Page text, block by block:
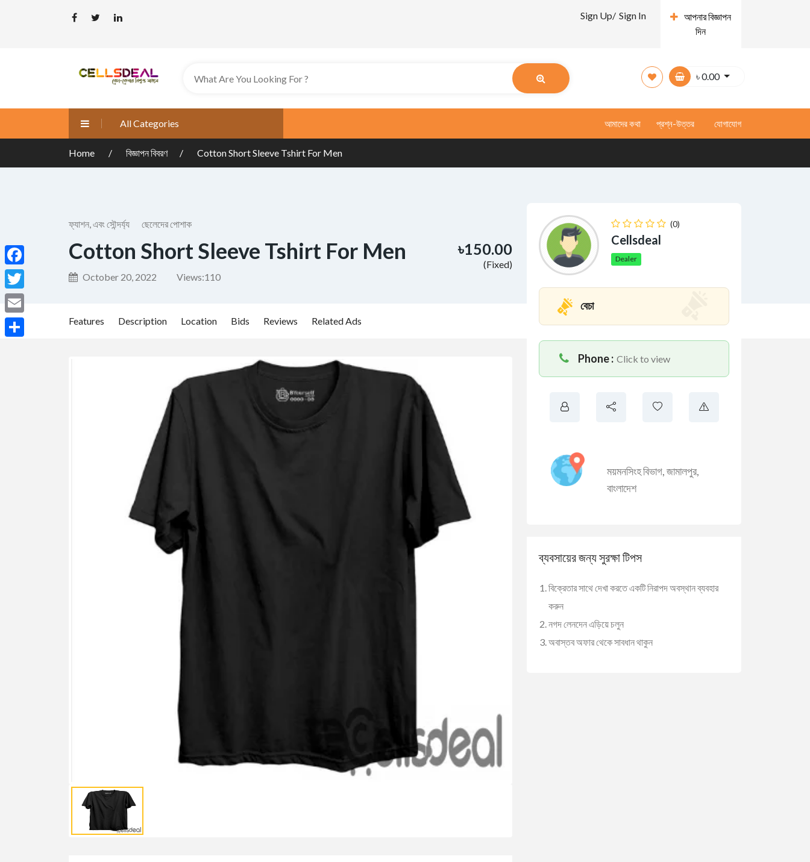
Sign Up/ Sign In
আপনার বিজ্ঞাপন
দিন
৳0.00
All Categories আমাদের কথা প্রশ্ন-উত্তর যোগাযোগ
Home বিজ্ঞাপন বিবরণ Cotton Short Sleeve Tshirt For Men
ফ্যাশন, এবং সৌন্দর্য্য ছেলেদের পোশাক
Cotton Short Sleeve Tshirt For Men
October 20, 2022 Views:110
৳150.00
(Fixed)
Features Description Location Bids Reviews Related Ads
(0)
Cellsdeal
Dealer
বেচা
Phone : Click to view
ময়মনসিংহ বিভাগ,জামালপুর,
বাংলাদেশ
ব্যবসায়ের জন্য সুরক্ষা টিপস
বিক্রেতার সাথে দেখা করতে একটি নিরাপদ অবস্থান ব্যবহার
করুন
নগদ লেনদেন এড়িয়ে চলুন
অবাস্তব অফার থেকে সাবধান থাকুন
Facebook
Twitter
Email